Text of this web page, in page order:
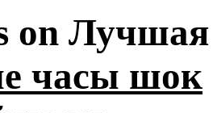
on Лучшая
часы шок